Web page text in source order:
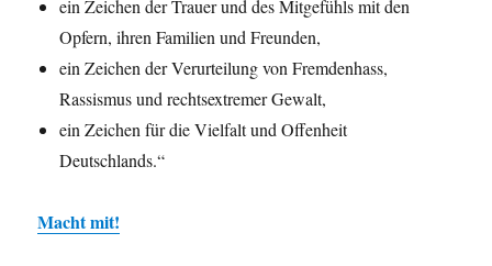
ein Zeichen der Trauer und des Mitgefühls mit den
Opfern, ihren Familien und Freunden,
ein Zeichen der Verurteilung von Fremdenhass,
Rassismus und rechtsextremer Gewalt,
ein Zeichen für die Vielfalt und Offenheit
Deutschlands.“
Macht mit!